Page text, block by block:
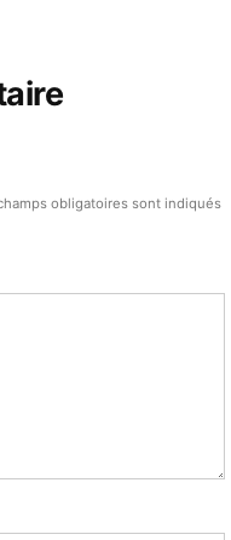
obligatoires sont indiqués